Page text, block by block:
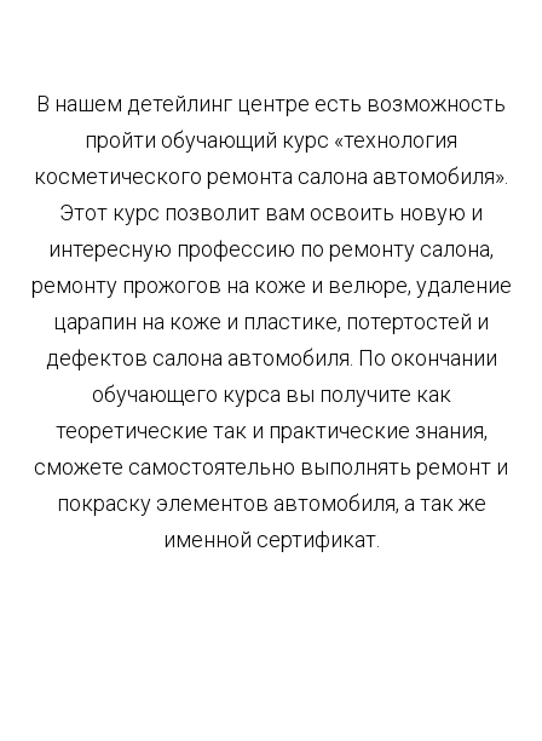
В нашем детейлинг центре есть возможность
пройти обучающий курс «технология
косметического ремонта салона автомобиля».
Этот курс позволит вам освоить новую и
интересную профессию по ремонту салона,
ремонту прожогов на коже и велюре, удаление
царапин на коже и пластике, потертостей и
дефектов салона автомобиля. По окончании
обучающего курса вы получите как
теоретические так и практические знания,
сможете самостоятельно выполнять ремонт и
покраску элементов автомобиля, а так же
именной сертификат.